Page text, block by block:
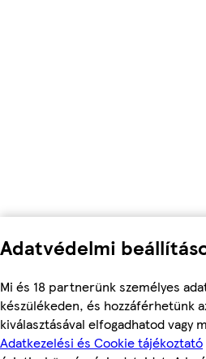
Adatvédelmi
Mi és 18 partnerünk személyes
készülékeden, és hozzáférhetünk
kiválasztásával elfogadhatod
Adatkezelési és Cookie tájékoztató